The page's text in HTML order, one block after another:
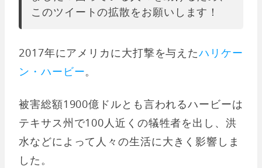
このツイートの拡散をお願いします！
2017年にアメリカに大打撃を与えたハリケー
ン・ハービー。
被害総額1900億ドルとも言われるハービーは
テキサス州で100人近くの犠牲者を出し、洪
水などによって人々の生活に大きく影響しま
した。